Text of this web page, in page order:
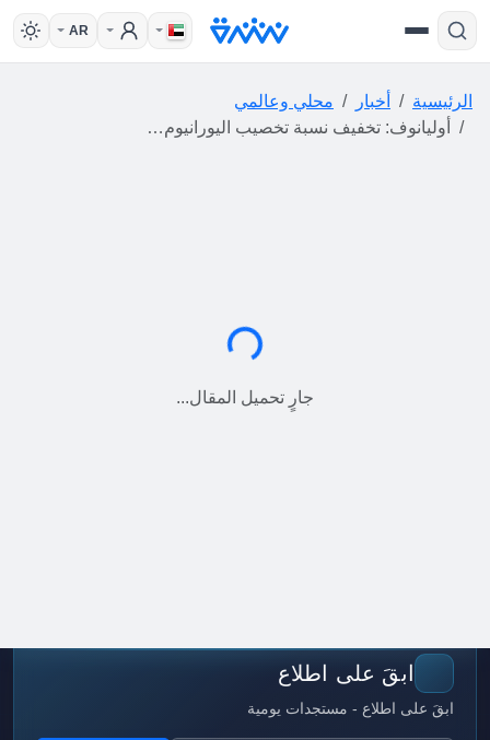
AR
الرئيسية أخبار
محلي وعالمي
أوليانوف: تخفيف نسبة تخصيب اليورانيوم في إيران خيار قابل للتطبيق
جارٍ التحميل...
جارٍ تحميل المقال...
ابقَ على اطلاع
ابقَ على اطلاع - مستجدات يومية